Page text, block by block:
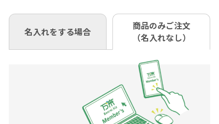
お問合せ先
0120-979-907
AM10:00～PM5:00（土・日・祝日を
同じ版で多くの数量を印刷すると、1
個当たりの印刷代単価がお安くなり
一方、数量が少なく一定数に満たな
い場合は、単価計算ではなく、印刷
代の基本料金を一式頂戴する場合が
※振り込み手数料はお客さま負担と
なりますのでご注意ください。
あれば、午前中までにご注文とご入
金いただければ翌日着でお送りする
お急ぎの場合、ご相談ください。最
大限努力いたします。
も複数ヶ所への納品の場合、別途送
料頂戴する場合がございます。
詳細はこちらご確認ください。
名入れをする場合
商品のみご注文
（名入れなし）